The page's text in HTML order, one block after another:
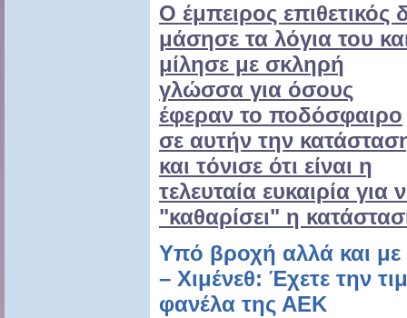
Ο έμπειρος επιθετικός
μάσησε τα λόγια του
μίλησε με σκληρή
γλώσσα για όσους
έφεραν το ποδόσφαιρο
σε αυτήν την
και τόνισε ότι είναι η
τελευταία ευκαιρία για
"καθαρίσει" η
Υπό βροχή αλλά και
– Χιμένεθ: Έχετε την
φανέλα της ΑΕΚ